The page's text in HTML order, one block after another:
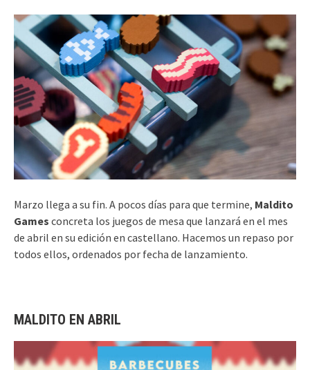
Marzo llega a su fin. A pocos días para que termine, Maldito
Games concreta los juegos de mesa que lanzará en el mes
de abril en su edición en castellano. Hacemos un repaso por
todos ellos, ordenados por fecha de lanzamiento.
MALDITO EN ABRIL